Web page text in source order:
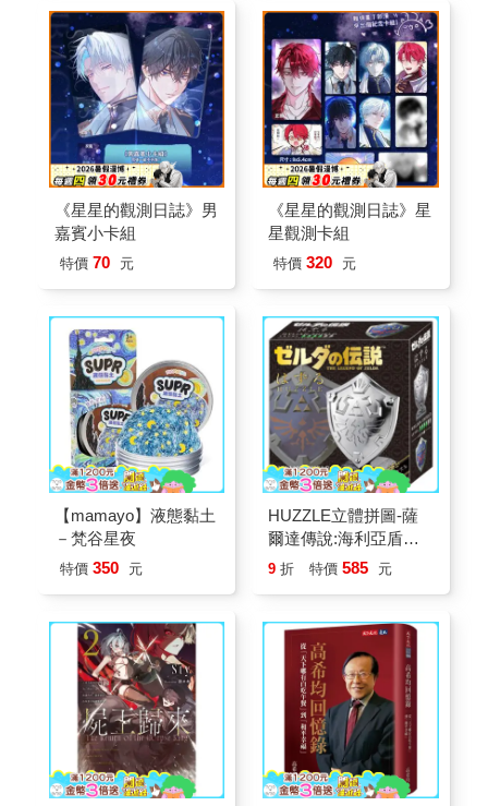
《星星的觀測日誌》男
嘉賓小卡組
特價 70 元
《星星的觀測日誌》星
星觀測卡組
特價 320 元
【mamayo】液態黏土
－梵谷星夜
特價 350 元
HUZZLE立體拼圖-薩
爾達傳說:海利亞盾
_Hylian Shield
9 折 特價 585 元